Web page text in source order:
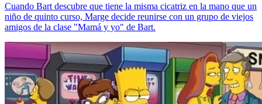
Cuando Bart descubre que tiene la misma cicatriz en la mano que un
niño de quinto curso, Marge decide reunirse con un grupo de viejos
amigos de la clase "Mamá y yo" de Bart.